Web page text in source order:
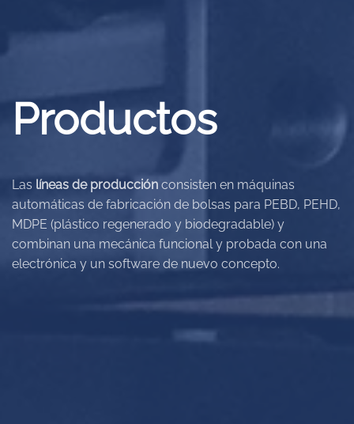
Productos
Las líneas de producción consisten en máquinas
automáticas de fabricación de bolsas para PEBD, PEHD,
MDPE (plástico regenerado y biodegradable) y
combinan una mecánica funcional y probada con una
electrónica y un software de nuevo concepto.